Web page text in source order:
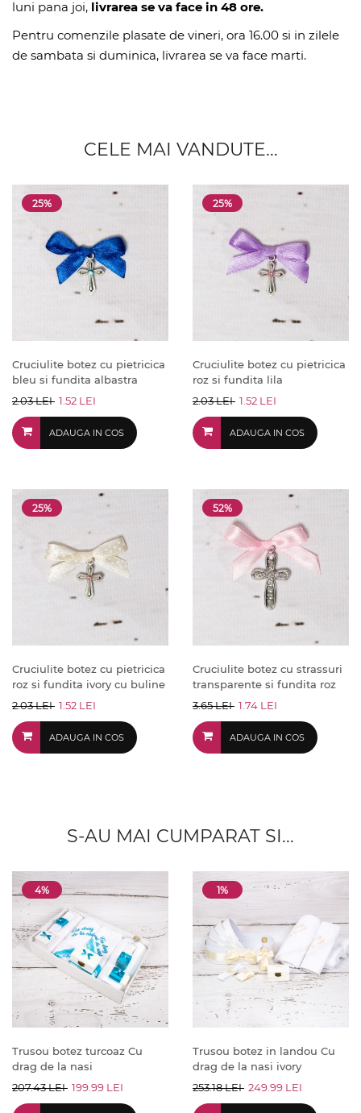
luni pana joi, livrarea se va face in 48 ore.
Pentru comenzile plasate de vineri, ora 16.00 si in zilele
de sambata si duminica, livrarea se va face marti.
CELE MAI VANDUTE...
25%
Cruciulite botez cu pietricica
bleu si fundita albastra
2.03 LEI 1.52 LEI
ADAUGA IN COS
25%
Cruciulite botez cu pietricica
roz si fundita lila
2.03 LEI 1.52 LEI
ADAUGA IN COS
25%
Cruciulite botez cu pietricica
roz si fundita ivory cu buline
2.03 LEI 1.52 LEI
ADAUGA IN COS
52%
Cruciulite botez cu strassuri
transparente si fundita roz
3.65 LEI 1.74 LEI
ADAUGA IN COS
S-AU MAI CUMPARAT SI...
4%
Trusou botez turcoaz Cu
drag de la nasi
207.43 LEI 199.99 LEI
1%
Trusou botez in landou Cu
drag de la nasi ivory
253.18 LEI 249.99 LEI